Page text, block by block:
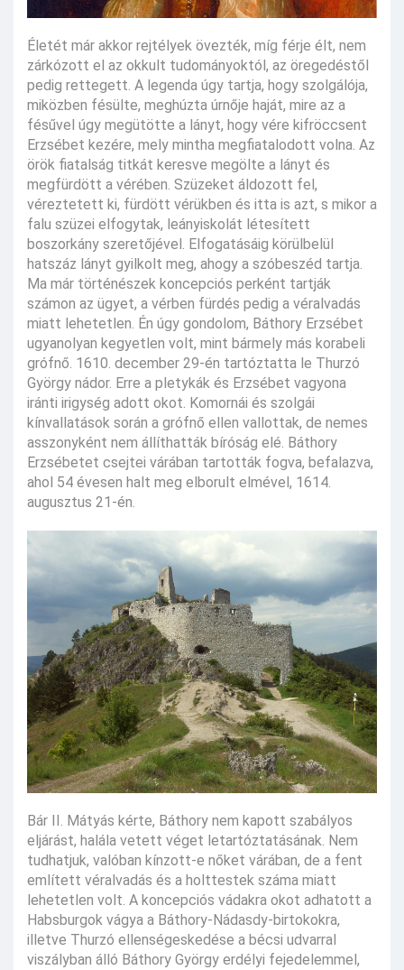
Életét már akkor rejtélyek övezték, míg férje élt, nem
zárkózott el az okkult tudományoktól, az öregedéstől
pedig rettegett. A legenda úgy tartja, hogy szolgálója,
miközben fésülte, meghúzta úrnője haját, mire az a
fésűvel úgy megütötte a lányt, hogy vére kifröccsent
Erzsébet kezére, mely mintha megfiatalodott volna. Az
örök fiatalság titkát keresve megölte a lányt és
megfürdött a vérében. Szüzeket áldozott fel,
véreztetett ki, fürdött vérükben és itta is azt, s mikor a
falu szüzei elfogytak, leányiskolát létesített
boszorkány szeretőjével. Elfogatásáig körülbelül
hatszáz lányt gyilkolt meg, ahogy a szóbeszéd tartja.
Ma már történészek koncepciós perként tartják
számon az ügyet, a vérben fürdés pedig a véralvadás
miatt lehetetlen. Én úgy gondolom, Báthory Erzsébet
ugyanolyan kegyetlen volt, mint bármely más korabeli
grófnő. 1610. december 29-én tartóztatta le Thurzó
György nádor. Erre a pletykák és Erzsébet vagyona
iránti irigység adott okot. Komornái és szolgái
kínvallatások során a grófnő ellen vallottak, de nemes
asszonyként nem állíthatták bíróság elé. Báthory
Erzsébetet csejtei várában tartották fogva, befalazva,
ahol 54 évesen halt meg elborult elmével, 1614.
augusztus 21-én.
Bár II. Mátyás kérte, Báthory nem kapott szabályos
eljárást, halála vetett véget letartóztatásának. Nem
tudhatjuk, valóban kínzott-e nőket várában, de a fent
említett véralvadás és a holttestek száma miatt
lehetetlen volt. A koncepciós vádakra okot adhatott a
Habsburgok vágya a Báthory-Nádasdy-birtokokra,
illetve Thurzó ellenségeskedése a bécsi udvarral
viszályban álló Báthory György erdélyi fejedelemmel,